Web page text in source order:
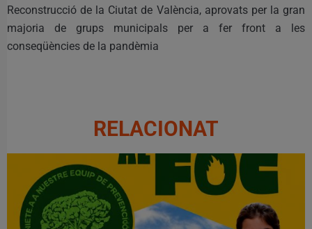
Reconstrucció de la Ciutat de València, aprovats per la gran
majoria de grups municipals per a fer front a les
conseqüències de la pandèmia
RELACIONAT